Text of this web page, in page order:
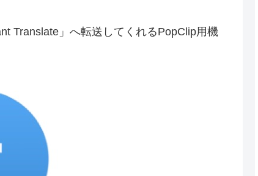
Translate」へ転送してくれるPopClip用機